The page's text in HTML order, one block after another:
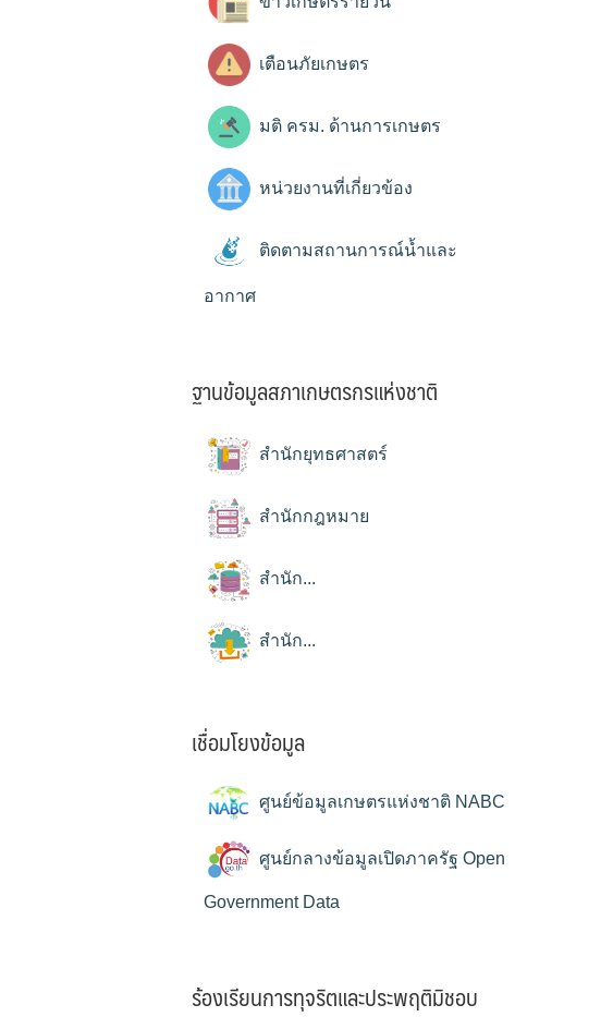
เตือนภัยเกษตร
มติ ครม. ด้านการเกษตร
หน่วยงานที่เกี่ยวข้อง
ติดตามสถานการณ์น้ำและ
อากาศ
ฐานข้อมูลสภาเกษตรกรแห่งชาติ
สำนักยุทธศาสตร์
สำนักกฎหมาย
สำนัก...
สำนัก...
เชื่อมโยงข้อมูล
ศูนย์ข้อมูลเกษตรแห่งชาติ NABC
ศูนย์กลางข้อมูลเปิดภาครัฐ Open
Government Data
ร้องเรียนการทุจริตและประพฤติมิชอบ